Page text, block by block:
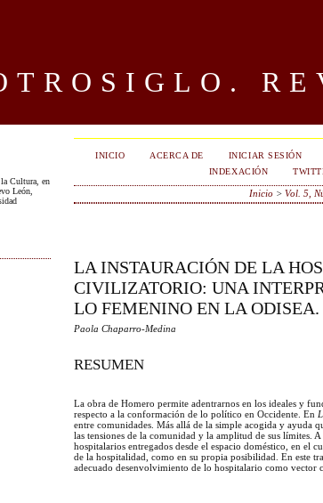
Cultura, en
León,
INICIO ACERCA DE INICIAR SESIÓN
INDEXACIÓN
Inicio> Vol. 5,
LA INSTAURACIÓN DE LA
CIVILIZATORIO: UNA
LO FEMENINO EN LA ODISEA.
Paola Chaparro-Medina
RESUMEN
La obra de Homero permite adentrarnos en los ideales y
respecto a la conformación de lo político en Occidente. En
entre comunidades. Más allá de la simple acogida y ayuda
las tensiones de la comunidad y la amplitud de sus límites.
hospitalarios entregados desde el espacio doméstico, en el
de la hospitalidad, como en su propia posibilidad. En este
adecuado desenvolvimiento de lo hospitalario como vector